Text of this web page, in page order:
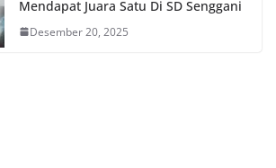
Mendapat Juara Satu Di SD Senggani
Desember 20, 2025